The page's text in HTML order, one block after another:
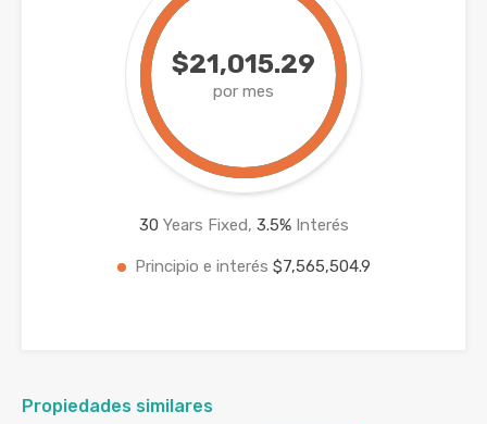
$21,015.29
por mes
30 Years Fixed, 3.5%Interés
Principio e interés $7,565,504.9
Propiedades similares